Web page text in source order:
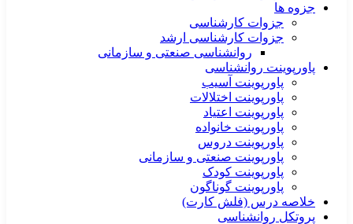
جزوه ها
جزوات کارشناسی
جزوات کارشناسی ارشد
روانشناسی صنعتی و سازمانی
پاورپوینت روانشناسی
پاورپوینت آسیب
پاورپوینت اختلالات
پاورپوینت اعتیاد
پاورپوینت خانواده
پاورپوینت دروس
پاورپوینت صنعتی و سازمانی
پاورپوینت کودک
پاورپوینت گوناگون
خلاصه درس (فلش کارت)
پروتکل روانشناسی